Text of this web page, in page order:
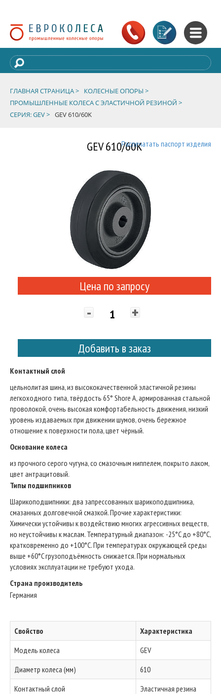
ГЛАВНАЯ СТРАНИЦА >
КОЛЕСНЫЕ ОПОРЫ >
ПРОМЫШЛЕННЫЕ КОЛЕСА С ЭЛАСТИЧНОЙ РЕЗИНОЙ >
СЕРИЯ: GEV > GEV 610/60K
GEV 610/60KРаспечатать паспорт изделия
Цена по запросу
- +
Добавить в заказ
Контактный слой
цельнолитая шина, из высококачественной эластичной резины
легкоходного типа, твёрдость 65° Shore A, армированная стальной
проволокой, очень высокая комфортабельность движения, низкий
уровень издаваемых при движении шумов, очень бережное
отношение к поверхности пола, цвет чёрный.
Основание колеса
из прочного серого чугуна, со смазочным ниппелем, покрыто лаком,
цвет антрацитовый.
Типы подшипников
Шарикоподшипники: два запрессованных шарикоподшипника,
смазанных долговечной смазкой. Прочие характеристики:
Химически устойчивы к воздействию многих агрессивных веществ,
но неустойчивы к маслам. Температурный диапазон: -25°C до +80°C,
кратковременно до +100°C. При температурах окружающей среды
выше +60°C грузоподъёмность снижается. При нормальных
условиях эксплуатации не требуют ухода.
Страна производитель
Германия
Свойство
Характеристика
Модель колеса
GEV
Диаметр колеса (мм)
610
Контактный слой
Эластичная резина